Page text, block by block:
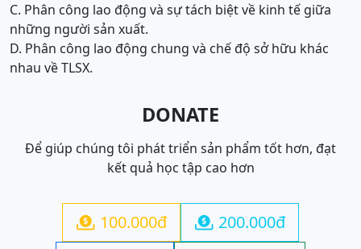
C. Phân công lao động và sự tách biệt về kinh tế giữa
những người sản xuất.
D. Phân công lao động chung và chế độ sở hữu khác
nhau về TLSX.
DONATE
Để giúp chúng tôi phát triển sản phẩm tốt hơn, đạt
kết quả học tập cao hơn
 100.000đ  200.000đ